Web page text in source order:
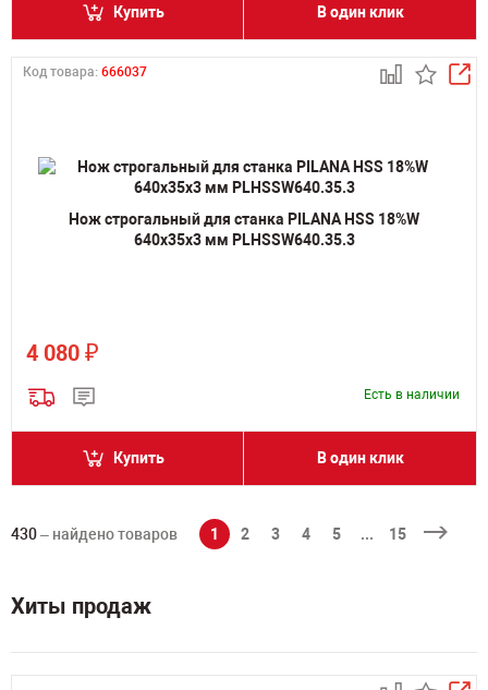
Купить В один клик
Код товара: 666037
Нож строгальный для станка PILANA HSS 18%W
640х35х3 мм PLHSSW640.35.3
4 080 ₽
Есть в наличии
Купить В один клик
430– найдено товаров 1 2 3 4 5 ... 15
Хиты продаж